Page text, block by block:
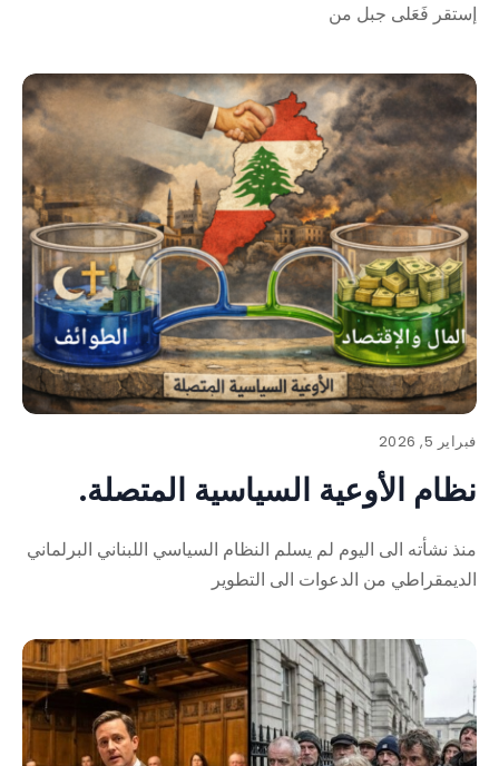
إستقر فَعَلى جبل من
فبراير 5, 2026
نظام الأوعية السياسية المتصلة.
منذ نشأته الى اليوم لم يسلم النظام السياسي اللبناني البرلماني
الديمقراطي من الدعوات الى التطوير